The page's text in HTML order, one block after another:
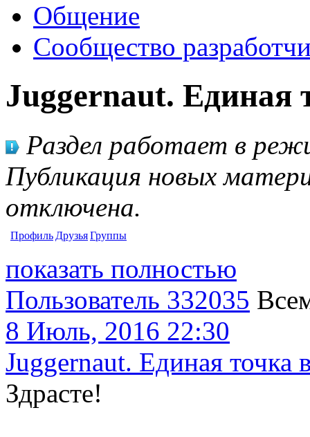
Общение
Сообщество
Juggernaut. Единая
Раздел работает в
Публикация новых
отключена.
Профиль ДрузьяГруппы
показать полностью
Пользователь 332035
8 Июль, 2016 22:30
Juggernaut. Единая точка
Здрасте!